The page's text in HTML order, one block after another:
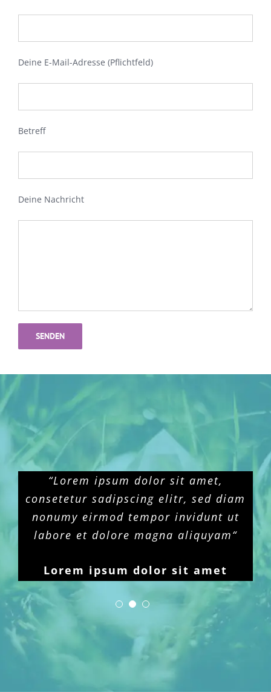
Deine E-Mail-Adresse (Pflichtfeld)
Betreff
Deine Nachricht
“Lorem ipsum dolor sit amet,
consetetur sadipscing elitr, sed diam
nonumy eirmod tempor invidunt ut
labore et dolore magna aliquyam“
Lorem ipsum dolor sit amet